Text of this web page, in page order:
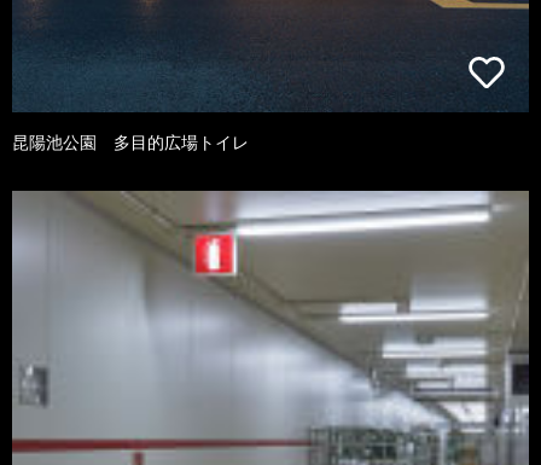
昆陽池公園 多目的広場トイレ